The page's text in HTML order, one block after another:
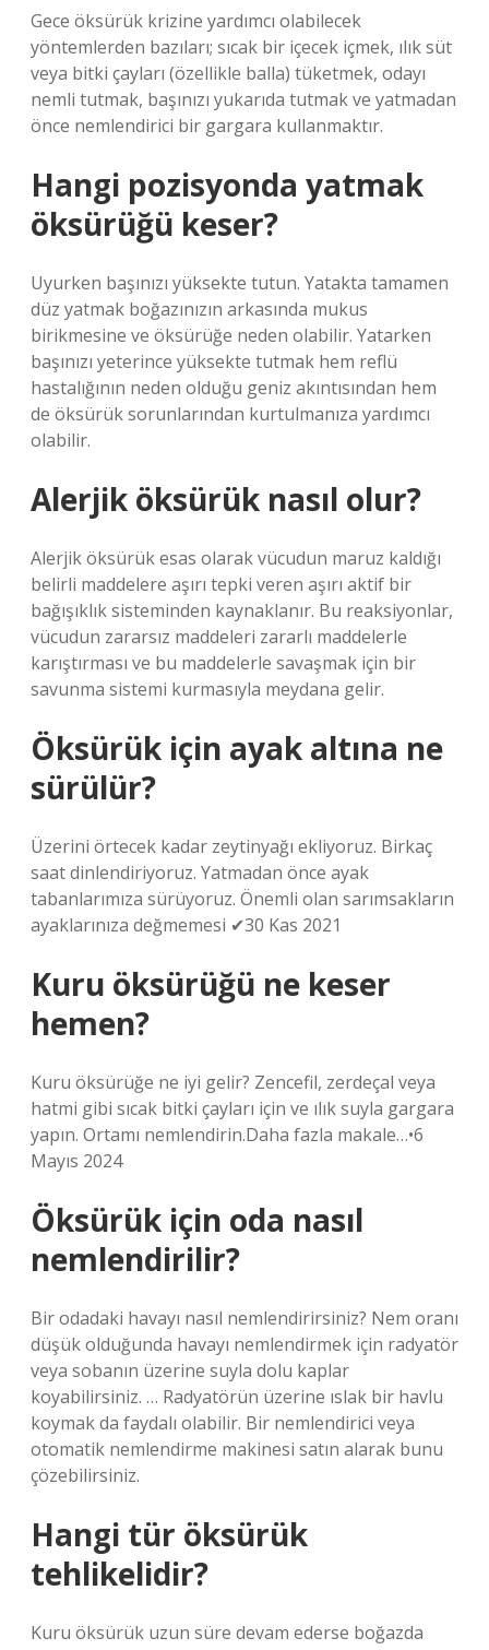
Gece öksürük krizine yardımcı olabilecek
yöntemlerden bazıları; sıcak bir içecek içmek, ılık süt
veya bitki çayları (özellikle balla) tüketmek, odayı
nemli tutmak, başınızı yukarıda tutmak ve yatmadan
önce nemlendirici bir gargara kullanmaktır.
Hangi pozisyonda yatmak
öksürüğü keser?
Uyurken başınızı yüksekte tutun. Yatakta tamamen
düz yatmak boğazınızın arkasında mukus
birikmesine ve öksürüğe neden olabilir. Yatarken
başınızı yeterince yüksekte tutmak hem reflü
hastalığının neden olduğu geniz akıntısından hem
de öksürük sorunlarından kurtulmanıza yardımcı
olabilir.
Alerjik öksürük nasıl olur?
Alerjik öksürük esas olarak vücudun maruz kaldığı
belirli maddelere aşırı tepki veren aşırı aktif bir
bağışıklık sisteminden kaynaklanır. Bu reaksiyonlar,
vücudun zararsız maddeleri zararlı maddelerle
karıştırması ve bu maddelerle savaşmak için bir
savunma sistemi kurmasıyla meydana gelir.
Öksürük için ayak altına ne
sürülür?
Üzerini örtecek kadar zeytinyağı ekliyoruz. Birkaç
saat dinlendiriyoruz. Yatmadan önce ayak
tabanlarımıza sürüyoruz. Önemli olan sarımsakların
ayaklarınıza değmemesi ✔30 Kas 2021
Kuru öksürüğü ne keser
hemen?
Kuru öksürüğe ne iyi gelir? Zencefil, zerdeçal veya
hatmi gibi sıcak bitki çayları için ve ılık suyla gargara
yapın. Ortamı nemlendirin.Daha fazla makale…•6
Mayıs 2024
Öksürük için oda nasıl
nemlendirilir?
Bir odadaki havayı nasıl nemlendirirsiniz? Nem oranı
düşük olduğunda havayı nemlendirmek için radyatör
veya sobanın üzerine suyla dolu kaplar
koyabilirsiniz. … Radyatörün üzerine ıslak bir havlu
koymak da faydalı olabilir. Bir nemlendirici veya
otomatik nemlendirme makinesi satın alarak bunu
çözebilirsiniz.
Hangi tür öksürük
tehlikelidir?
Kuru öksürük uzun süre devam ederse boğazda